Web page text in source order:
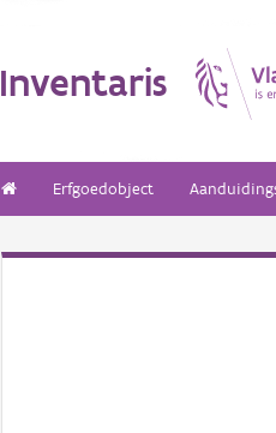
Inventaris
Erfgoedobject